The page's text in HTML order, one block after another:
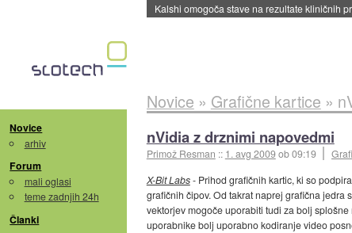
Sandisk že prodal več kot polovico SSD-jev
Novice
arhiv
Forum
mali oglasi
teme zadnjih 24h
Članki
Novice » Grafične kartice »
nVidia z drznimi napovedmi
Primož Resman :: 1. avg 2009ob 09:19
X-Bit Labs- Prihod grafičnih kartic, ki so
grafičnih čipov. Od takrat naprej grafična
vektorjev mogoče uporabiti tudi za bolj
uporabnike bolj uporabno kodiranje video